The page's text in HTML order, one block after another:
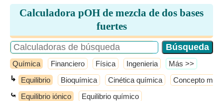
Calculadora pOH de mezcla de dos bases
fuertes
Química Financiero Física Ingenieria ​Más >>
↳ Equilibrio Bioquímica Cinética química Concepto
⤿ Equilibrio iónico Equilibrio químico